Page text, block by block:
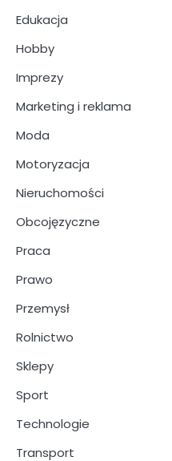
Edukacja
Hobby
Imprezy
Marketing i reklama
Moda
Motoryzacja
Nieruchomości
Obcojęzyczne
Praca
Prawo
Przemysł
Rolnictwo
Sklepy
Sport
Technologie
Transport